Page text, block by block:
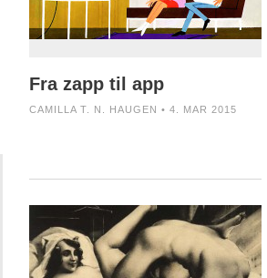
Fra zapp til app
CAMILLA T. N. HAUGEN • 4. MAR 2015